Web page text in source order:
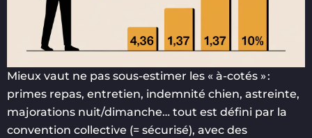
Mieux vaut ne pas sous-estimer les « à-cotés » :
primes repas, entretien, indemnité chien, astreinte,
majorations nuit/dimanche… tout est défini par la
convention collective (= sécurisé), avec des